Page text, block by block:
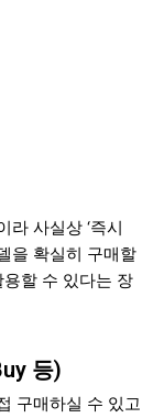
라 사실상 ‘즉시
을 확실히 구매할
할 수 있다는 장
등)
구매하실 수 있고